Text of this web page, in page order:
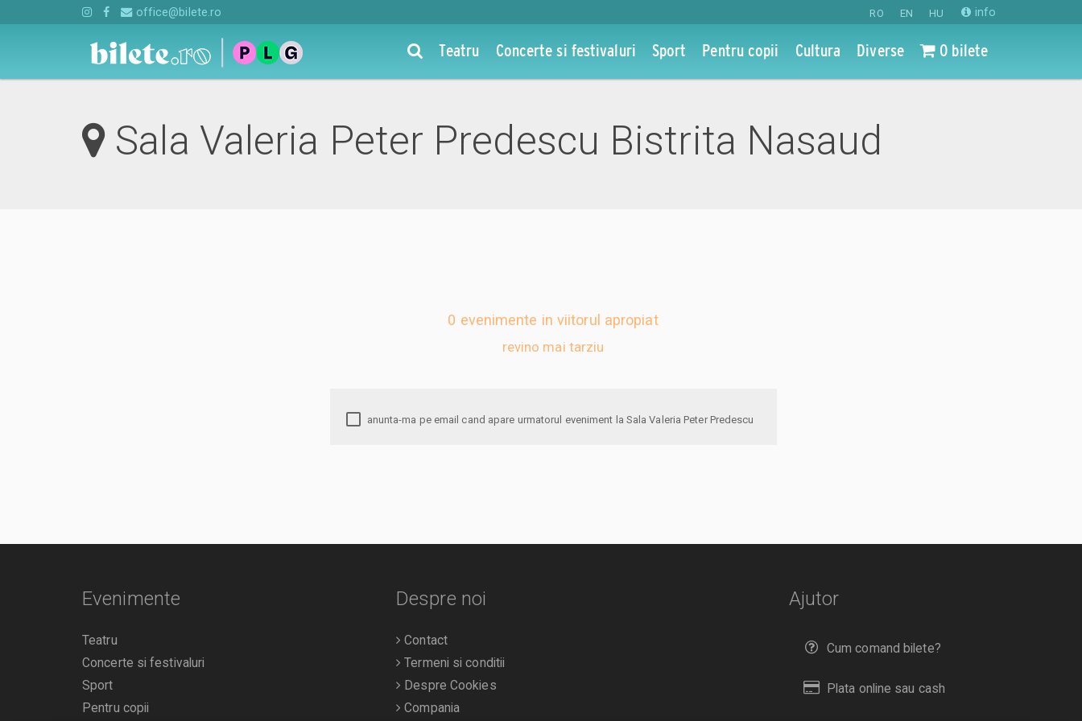
RO EN HU info
office@bilete.ro
Teatru Concerte si festivaluri Sport Pentru copii Cultura Diverse 0 bilete
Sala Valeria Peter Predescu Bistrita Nasaud
0 evenimente in viitorul apropiat
revino mai tarziu
anunta-ma pe email cand apare urmatorul eveniment la Sala Valeria Peter Predescu
Ajutor
Cum comand bilete?
Plata online sau cash
Evenimente
Teatru
Concerte si festivaluri
Sport
Pentru copii
Despre noi
Contact
Termeni si conditii
Despre Cookies
Compania